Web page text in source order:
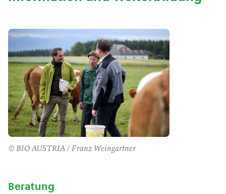
© BIO AUSTRIA / Franz Weingartner
Beratung